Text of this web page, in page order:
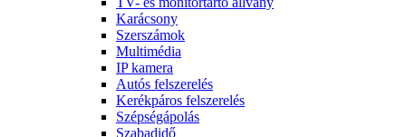
Karácsony
Szerszámok
Multimédia
IP kamera
Autós felszerelés
Kerékpáros felszerelés
Szépségápolás
Szabadidő